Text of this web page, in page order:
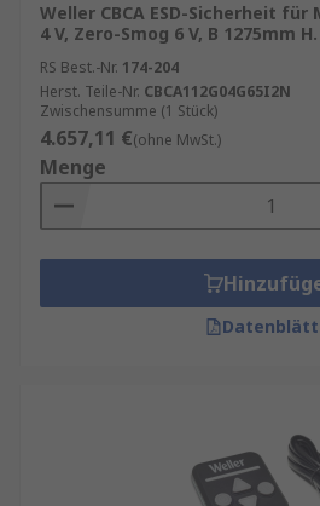
Weller CBCA ESD-Sicherheit für
4 V, Zero-Smog 6 V, B 1275mm
RS Best.-Nr. 174-204
Herst. Teile-Nr. CBCA112G04G65I2N
Zwischensumme (1 Stück)
4.657,11 €(ohne MwSt.)
Menge